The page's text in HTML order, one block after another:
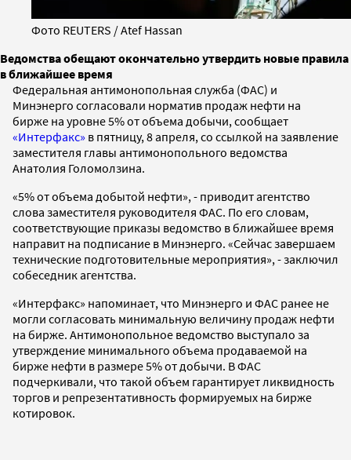
Фото REUTERS / Atef Hassan
Ведомства обещают окончательно утвердить новые правила
в ближайшее время
Федеральная антимонопольная служба (ФАС) и
Минэнерго согласовали норматив продаж нефти на
бирже на уровне 5% от объема добычи, сообщает
«Интерфакс» в пятницу, 8 апреля, со ссылкой на заявление
заместителя главы антимонопольного ведомства
Анатолия Голомолзина.
«5% от объема добытой нефти», - приводит агентство
слова заместителя руководителя ФАС. По его словам,
соответствующие приказы ведомство в ближайшее время
направит на подписание в Минэнерго. «Сейчас завершаем
технические подготовительные мероприятия», - заключил
собеседник агентства.
«Интерфакс» напоминает, что Минэнерго и ФАС ранее не
могли согласовать минимальную величину продаж нефти
на бирже. Антимонопольное ведомство выступало за
утверждение минимального объема продаваемой на
бирже нефти в размере 5% от добычи. В ФАС
подчеркивали, что такой объем гарантирует ликвидность
торгов и репрезентативность формируемых на бирже
котировок.